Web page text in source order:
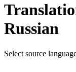
Russian
Select source